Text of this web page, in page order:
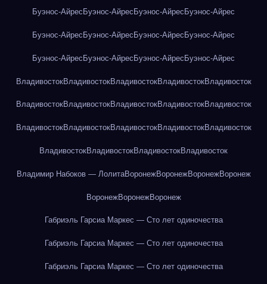
Буэнос-Айрес Буэнос-Айрес Буэнос-Айрес Буэнос-Айрес
Буэнос-Айрес Буэнос-Айрес Буэнос-Айрес Буэнос-Айрес
Буэнос-Айрес Буэнос-Айрес Буэнос-Айрес Буэнос-Айрес
ВладивостокВладивостокВладивостокВладивостокВладивосток
ВладивостокВладивостокВладивостокВладивостокВладивосток
ВладивостокВладивостокВладивостокВладивостокВладивосток
ВладивостокВладивостокВладивостокВладивосток
Владимир Набоков — ЛолитаВоронежВоронежВоронежВоронеж
ВоронежВоронежВоронеж
Габриэль Гарсиа Маркес — Сто лет одиночества
Габриэль Гарсиа Маркес — Сто лет одиночества
Габриэль Гарсиа Маркес — Сто лет одиночества